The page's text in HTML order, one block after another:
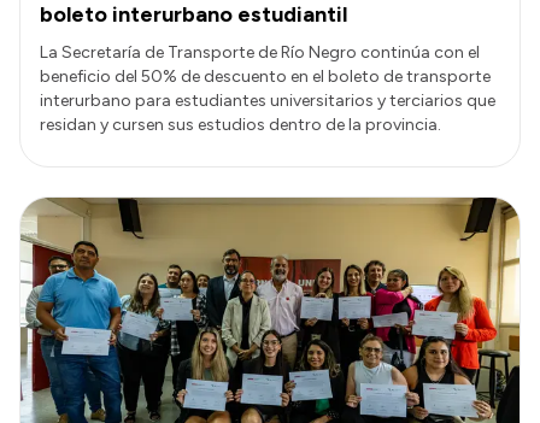
boleto interurbano estudiantil
La Secretaría de Transporte de Río Negro continúa con el
beneficio del 50% de descuento en el boleto de transporte
interurbano para estudiantes universitarios y terciarios que
residan y cursen sus estudios dentro de la provincia.